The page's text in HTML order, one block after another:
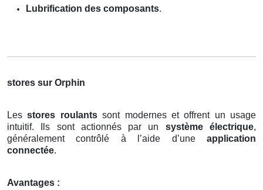
Lubrification des composants.
stores sur Orphin
Lesstores roulantssont modernes et offrent un usage
intuitif. Ils sont actionnés par un système électrique,
généralement contrôlé à l’aide d’une application
connectée.
Avantages :